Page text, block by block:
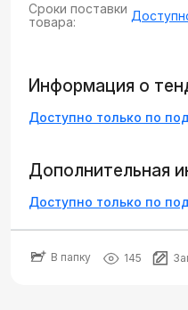
Сроки поставки
товара:
Информация о
Доступно только по
Дополнительная
Доступно только по
В папку 145